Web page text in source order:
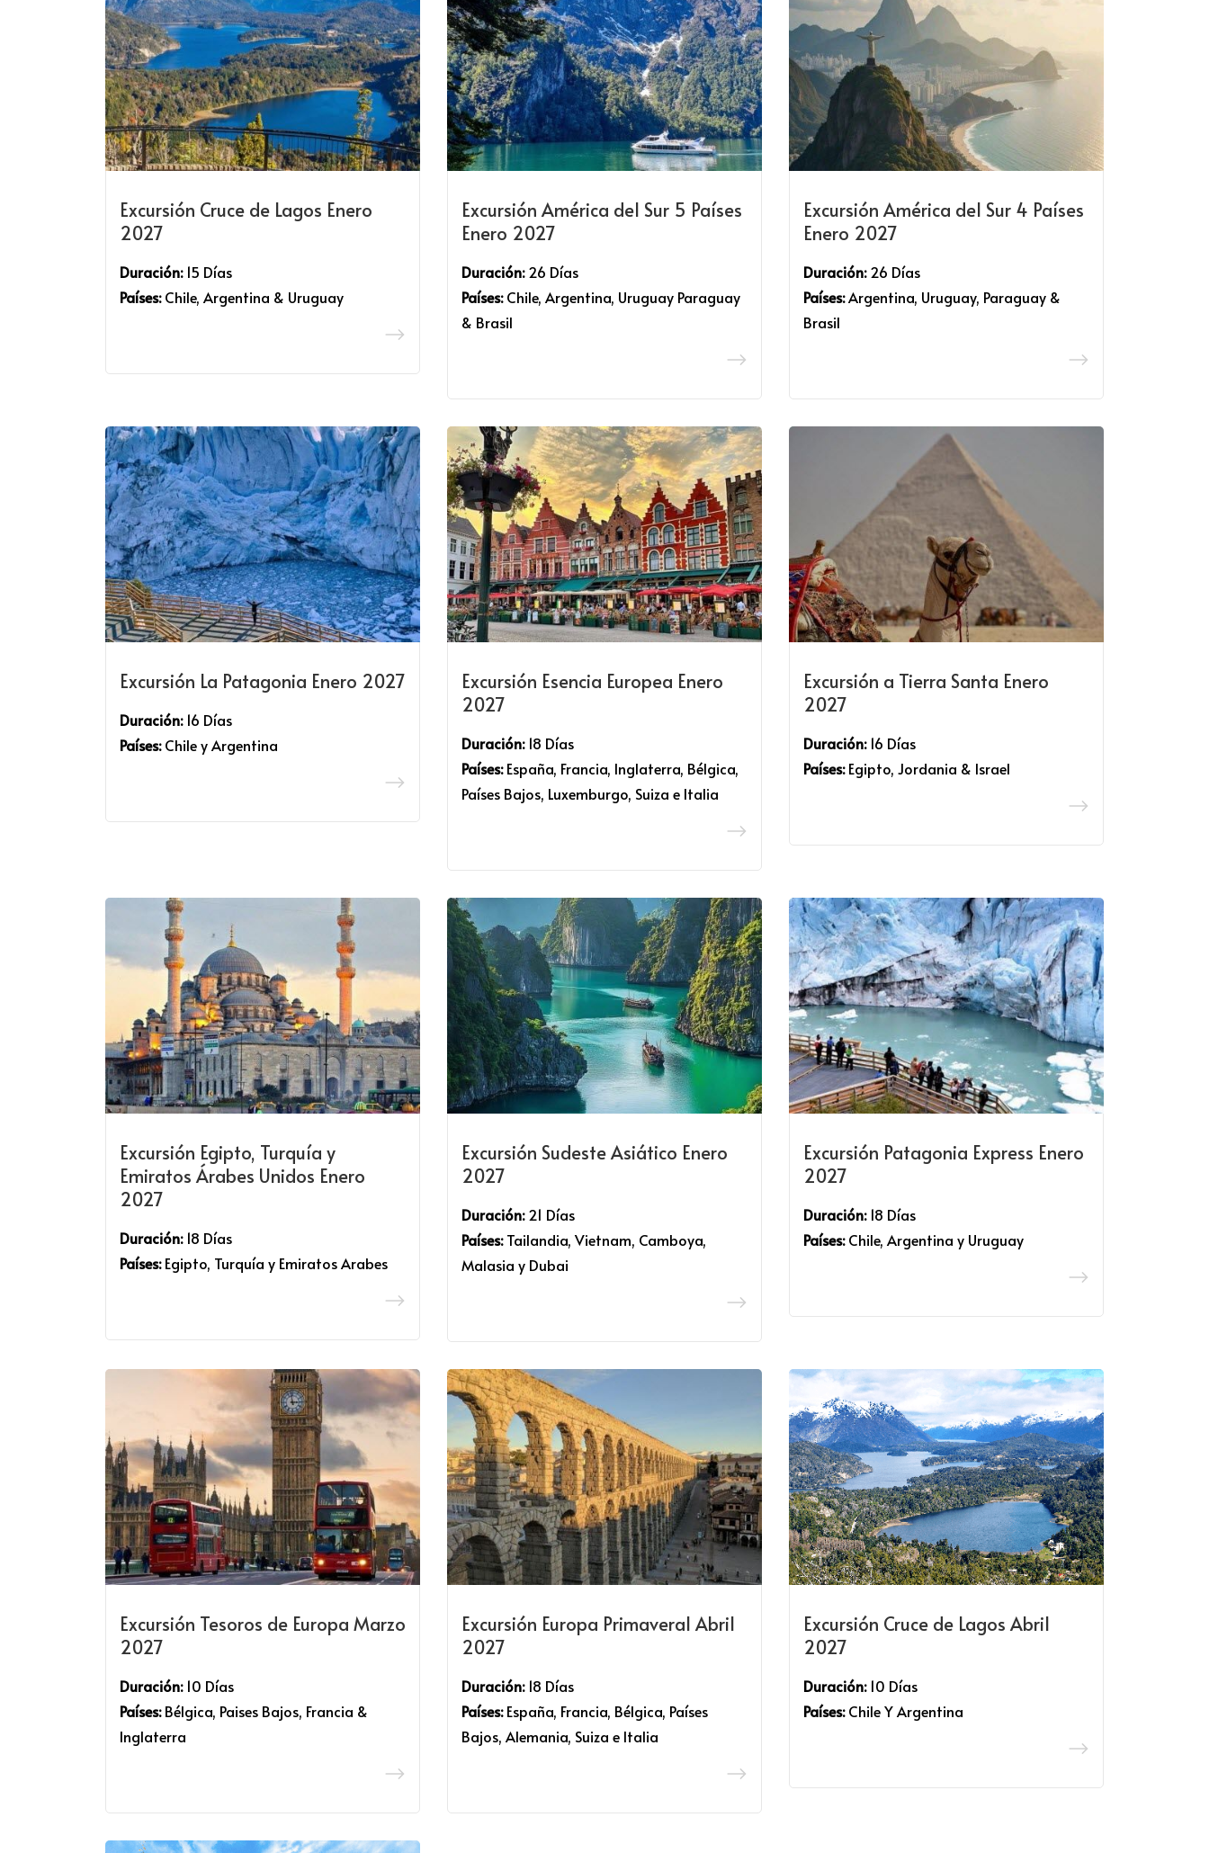
Excursión Cruce de Lagos Enero
2027
Duración:15 Días
Países:Chile, Argentina & Uruguay
Excursión América del Sur 5 Países
Enero 2027
Duración:26 Días
Países:Chile, Argentina, Uruguay Paraguay
& Brasil
Excursión América del Sur 4 Países
Enero 2027
Duración:26 Días
Países:Argentina, Uruguay, Paraguay &
Brasil
Excursión La Patagonia Enero 2027
Duración:16 Días
Países:Chile y Argentina
Excursión Esencia Europea Enero
2027
Duración:18 Días
Países:España, Francia, Inglaterra, Bélgica,
Países Bajos, Luxemburgo, Suiza e Italia
Excursión a Tierra Santa Enero
2027
Duración:16 Días
Países:Egipto, Jordania & Israel
Excursión Egipto, Turquía y
Emiratos Árabes Unidos Enero
2027
Duración:18 Días
Países:Egipto, Turquía y Emiratos Arabes
Excursión Sudeste Asiático Enero
2027
Duración:21 Días
Países:Tailandia, Vietnam, Camboya,
Malasia y Dubai
Excursión Patagonia Express Enero
2027
Duración:18 Días
Países:Chile, Argentina y Uruguay
Excursión Tesoros de Europa Marzo
2027
Duración:10 Días
Países:Bélgica, Paises Bajos, Francia &
Inglaterra
Excursión Europa Primaveral Abril
2027
Duración:18 Días
Países:España, Francia, Bélgica, Países
Bajos, Alemania, Suiza e Italia
Excursión Cruce de Lagos Abril
2027
Duración:10 Días
Países:Chile Y Argentina